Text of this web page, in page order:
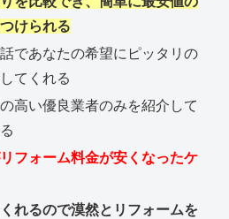
けられる
であなたの希望にピッタリの
てくれる
高い優良業者のみを紹介して
フォーム料金が安くなったケ
れるので漠然とリフォームを